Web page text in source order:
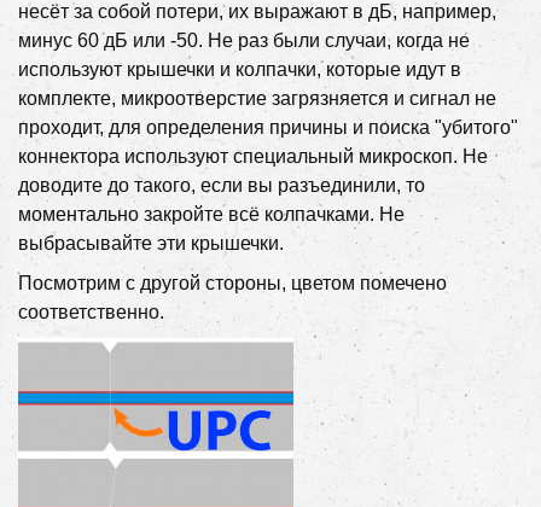
несёт за собой потери, их выражают в дБ, например,
минус 60 дБ или -50. Не раз были случаи, когда не
используют крышечки и колпачки, которые идут в
комплекте, микроотверстие загрязняется и сигнал не
проходит, для определения причины и поиска "убитого"
коннектора используют специальный микроскоп. Не
доводите до такого, если вы разъединили, то
моментально закройте всё колпачками. Не
выбрасывайте эти крышечки.
Посмотрим с другой стороны, цветом помечено
соответственно.